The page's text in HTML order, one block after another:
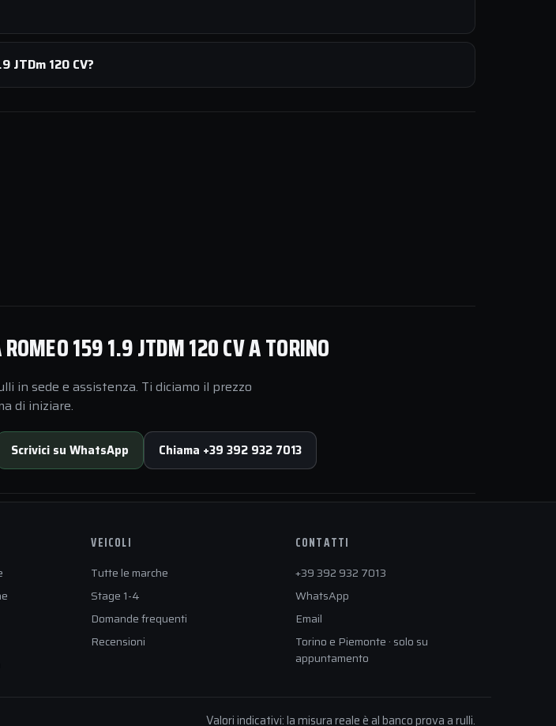
JTDm 120 CV?
159 1.9 JTDM 120 CV A TORINO
in sede e assistenza. Ti diciamo il prezzo
di iniziare.
Scrivici su WhatsApp Chiama +39 392 932 7013
VEICOLI
Tutte le marche
Stage 1-4
Domande frequenti
Recensioni
CONTATTI
+39 392 932 7013
WhatsApp
Email
Torino e Piemonte · solo su
appuntamento
Valori indicativi: la misura reale è al banco prova a rulli.